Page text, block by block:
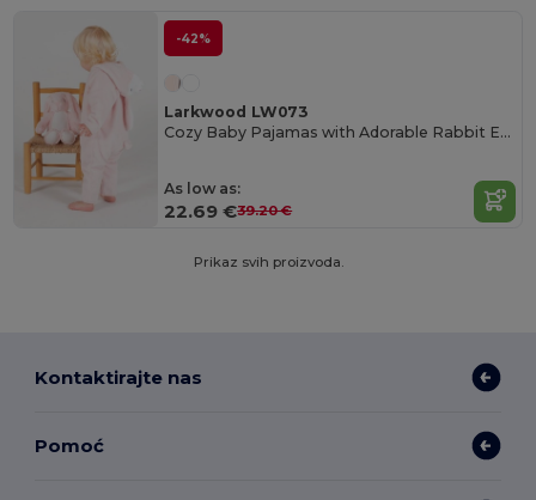
-42%
Larkwood LW073
Cozy Baby Pajamas with Adorable Rabbit Ears
As low as:
22.69 €39.20 €
Prikaz svih proizvoda.
Kontaktirajte nas
Pomoć